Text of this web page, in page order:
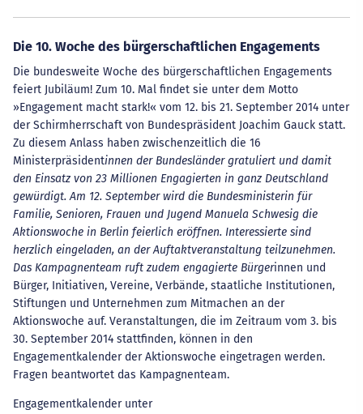
Die 10. Woche des bürgerschaftlichen Engagements
Die bundesweite Woche des bürgerschaftlichen Engagements
feiert Jubiläum! Zum 10. Mal findet sie unter dem Motto
»Engagement macht stark!« vom 12. bis 21. September 2014 unter
der Schirmherrschaft von Bundespräsident Joachim Gauck statt.
Zu diesem Anlass haben zwischenzeitlich die 16
Ministerpräsidentinnen der Bundesländer gratuliert und damit
den Einsatz von 23 Millionen Engagierten in ganz Deutschland
gewürdigt. Am 12. September wird die Bundesministerin für
Familie, Senioren, Frauen und Jugend Manuela Schwesig die
Aktionswoche in Berlin feierlich eröffnen. Interessierte sind
herzlich eingeladen, an der Auftaktveranstaltung teilzunehmen.
Das Kampagnenteam ruft zudem engagierte Bürgerinnen und
Bürger, Initiativen, Vereine, Verbände, staatliche Institutionen,
Stiftungen und Unternehmen zum Mitmachen an der
Aktionswoche auf. Veranstaltungen, die im Zeitraum vom 3. bis
30. September 2014 stattfinden, können in den
Engagementkalender der Aktionswoche eingetragen werden.
Fragen beantwortet das Kampagnenteam.
Engagementkalender unter